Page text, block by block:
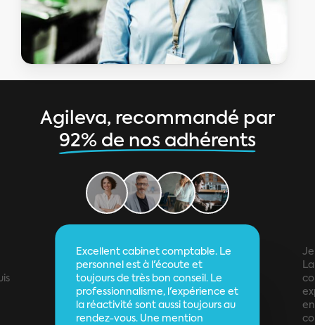
Agileva, recommandé par
92% de nos adhérents
Excellent cabinet comptable. Le
personnel est à l'écoute et
toujours de très bon conseil. Le
professionnalisme, l'expérience et
la réactivité sont aussi toujours au
rendez-vous. Une mention
Je